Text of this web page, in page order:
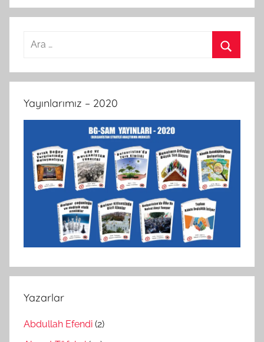
Arama:
Yayınlarımız – 2020
Yazarlar
Abdullah Efendi (2)